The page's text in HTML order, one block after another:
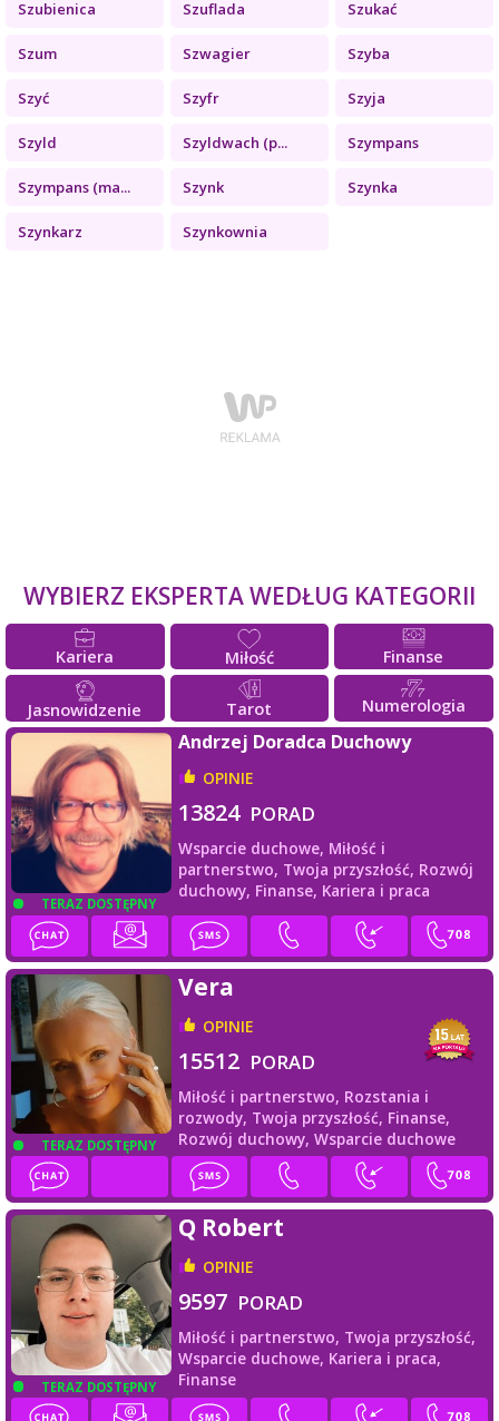
Szubienica Szuflada Szukać
Szum Szwagier Szyba
Szyć Szyfr Szyja
Szyld Szyldwach (p... Szympans
Szympans (ma... Szynk Szynka
Szynkarz Szynkownia
WYBIERZ EKSPERTA WEDŁUG KATEGORII
Kariera Miłość Finanse
Jasnowidzenie Tarot Numerologia
TERAZ DOSTĘPNY
Andrzej Doradca Duchowy
OPINIE
13824 PORAD
Wsparcie duchowe, Miłość i
partnerstwo, Twoja przyszłość, Rozwój
duchowy, Finanse, Kariera i praca
TERAZ DOSTĘPNY
Vera
OPINIE
15512 PORAD
Miłość i partnerstwo, Rozstania i
rozwody, Twoja przyszłość, Finanse,
Rozwój duchowy, Wsparcie duchowe
TERAZ DOSTĘPNY
Q Robert
OPINIE
9597 PORAD
Miłość i partnerstwo, Twoja przyszłość,
Wsparcie duchowe, Kariera i praca,
Finanse